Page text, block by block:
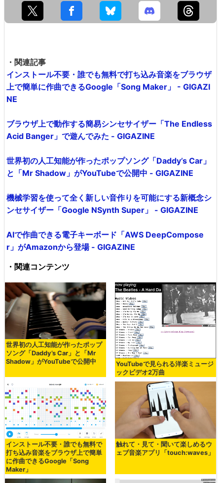
・関連記事
インストール不要・誰でも無料で打ち込み音楽をブラウザ
上で簡単に作曲できるGoogle「Song Maker」 - GIGAZI
NE
ブラウザ上で動作する簡易シンセサイザー「The Endless
Acid Banger」で遊んでみた - GIGAZINE
世界初の人工知能が作ったポップソング「Daddy’s Car」
と「Mr Shadow」がYouTubeで公開中 - GIGAZINE
機械学習を使って全く新しい音作りを可能にする新概念シ
ンセサイザー「Google NSynth Super」 - GIGAZINE
AIで作曲できる電子キーボード「AWS DeepCompose
r」がAmazonから登場 - GIGAZINE
・関連コンテンツ
世界初の人工知能が作ったポップ
ソング「Daddy’s Car」と「Mr
Shadow」がYouTubeで公開中
YouTubeで見られる洋楽ミュージ
ックビデオ2万曲
インストール不要・誰でも無料で
打ち込み音楽をブラウザ上で簡単
に作曲できるGoogle「Song
Maker」
触れて・見て・聞いて楽しめるウ
ェブ音楽アプリ「touch:waves」